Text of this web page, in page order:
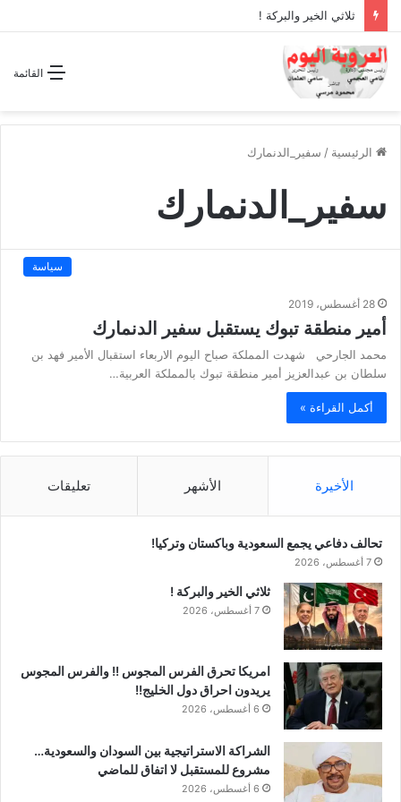
ثلاثي الخير والبركة !
القائمة
الرئيسية / سفير_الدنمارك
سفير_الدنمارك
سياسة
28 أغسطس، 2019
أمير منطقة تبوك يستقبل سفير الدنمارك
محمد الجارحي شهدت المملكة صباح اليوم الاربعاء استقبال الأمير فهد بن
سلطان بن عبدالعزيز أمير منطقة تبوك بالمملكة العربية…
أكمل القراءة »
الأخيرة الأشهر تعليقات
تحالف دفاعي يجمع السعودية وباكستان وتركيا!
7 أغسطس، 2026
ثلاثي الخير والبركة !
7 أغسطس، 2026
امريكا تحرق الفرس المجوس !! والفرس المجوس
يريدون احراق دول الخليج!!
6 أغسطس، 2026
الشراكة الاستراتيجية بين السودان والسعودية…
مشروع للمستقبل لا اتفاق للماضي
6 أغسطس، 2026